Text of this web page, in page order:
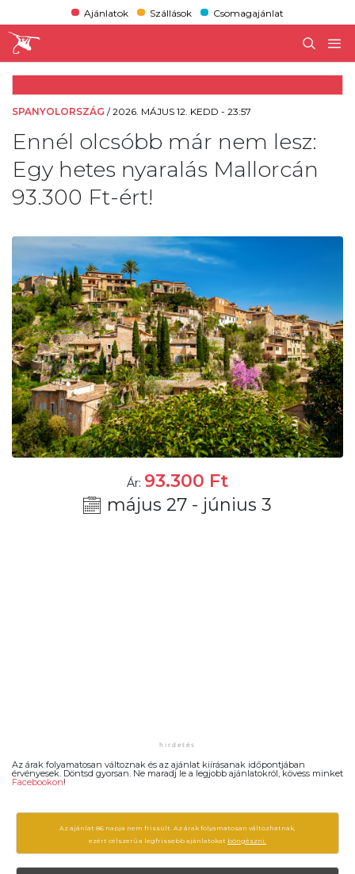
Ajánlatok Szállások Csomagajánlat
SPANYOLORSZÁG /2026. MÁJUS 12. KEDD - 23:57
Ennél olcsóbb már nem lesz:
Egy hetes nyaralás Mallorcán
93.300 Ft-ért!
Ár: 93.300 Ft
május 27 - június 3
Az árak folyamatosan változnak és az ajánlat kiírásanak időpontjában
érvényesek. Döntsd gyorsan. Ne maradj le a legjobb ajánlatokról, kövess minket
Facebookon!
Az ajánlat 86 napja nem frissült. Az árak folyamatosan változhatnak,
ezért célszerű a legfrissebb ajánlatokat böngészni.